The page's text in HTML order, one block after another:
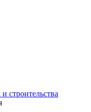
строительства